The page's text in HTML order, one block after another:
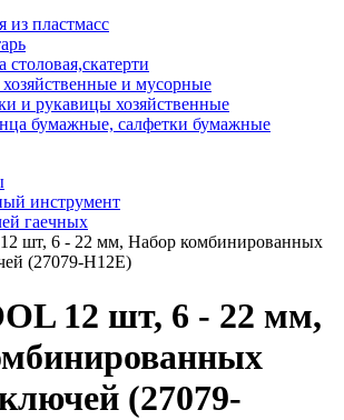
из пластмасс
столовая,скатерти
и мусорные
и рукавицы хозяйственные
бумажные, салфетки бумажные
инструмент
гаечных
шт, 6 - 22 мм, Набор комбинированных
(27079-H12E)
12 шт, 6 - 22 мм,
(27079-